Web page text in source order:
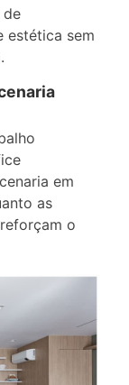
de
estética sem
em
as
o